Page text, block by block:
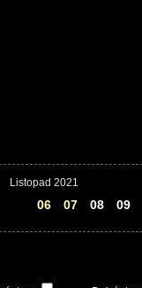
Listopad 2021
06 07 08 09